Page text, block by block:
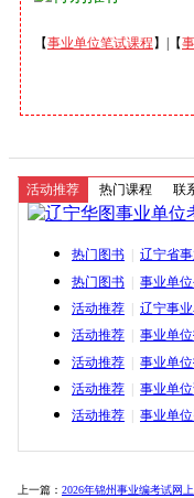
【事业单位笔试课程 】|【
活动推荐 热门课程 联
热门图书 辽宁省
热门图书 事业单
活动推荐 辽宁事
活动推荐 事业单
活动推荐 事业单
活动推荐 事业单
活动推荐 事业单
上一篇： 2026年锦州事业编考试网